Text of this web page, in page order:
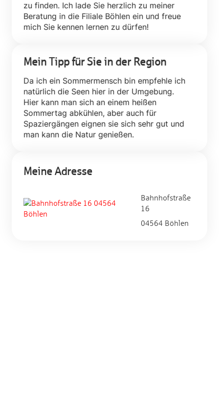
zu finden. Ich lade Sie herzlich zu meiner
Beratung in die Filiale Böhlen ein und freue
mich Sie kennen lernen zu dürfen!
Mein Tipp für Sie in der Region
Da ich ein Sommermensch bin empfehle ich
natürlich die Seen hier in der Umgebung.
Hier kann man sich an einem heißen
Sommertag abkühlen, aber auch für
Spaziergängen eignen sie sich sehr gut und
man kann die Natur genießen.
Meine Adresse
Bahnhofstraße
16
04564 Böhlen